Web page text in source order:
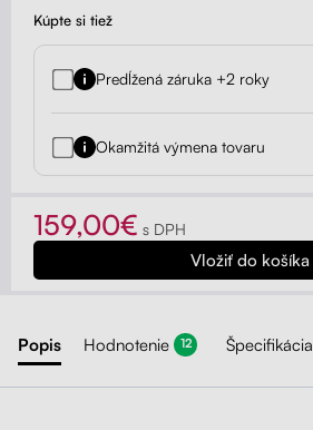
Kúpte si tiež
Predĺžená záruka +2 roky
Okamžitá výmena tovaru
159,00€ s DPH
Popis Hodnotenie 12 Špecifikácia